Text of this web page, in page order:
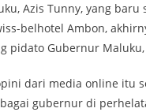
Azis Tunny, yang
belhotel Ambon,
pidato Gubernur
dari media online itu
gubernur di